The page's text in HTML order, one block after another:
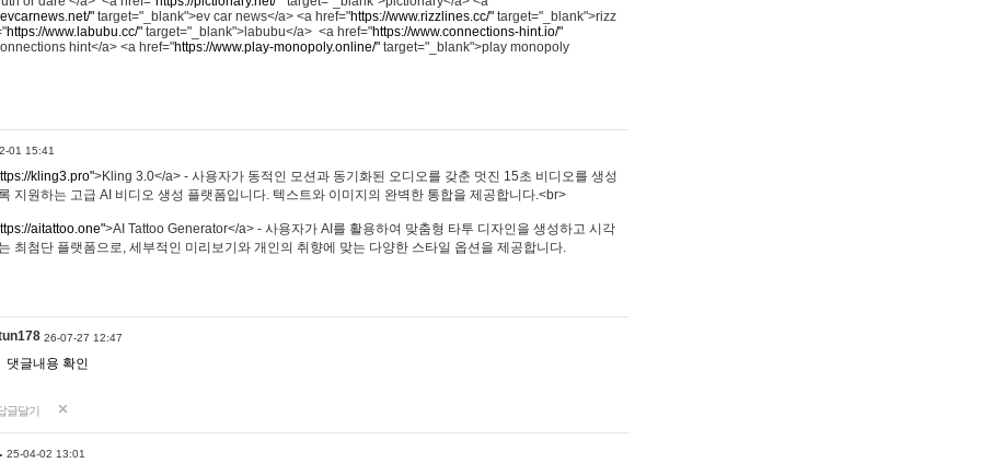
" target="_blank">ev car news</a> <a href="https://www.rizzlines.cc/" target="_blank">rizz
https://www.labubu.cc/" target="_blank">labubu</a> <a href="https://www.connections-hint.io/"
hint</a> <a href="https://www.play-monopoly.online/" target="_blank">play monopoly
01 15:41
kling3.pro">Kling 3.0</a> - 사용자가 동적인 모션과 동기화된 오디오를 갖춘 멋진 15초 비디오를 생성
지원하는 고급 AI 비디오 생성 플랫폼입니다. 텍스트와 이미지의 완벽한 통합을 제공합니다.<br>
aitattoo.one">AI Tattoo Generator</a> - 사용자가 AI를 활용하여 맞춤형 타투 디자인을 생성하고 시각
최첨단 플랫폼으로, 세부적인 미리보기와 개인의 취향에 맞는 다양한 스타일 옵션을 제공합니다.
26-07-27 12:47
댓글내용 확인
글달기
25-04-02 13:01